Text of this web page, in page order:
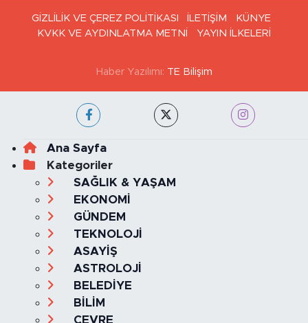
GİZLİLİK VE ÇEREZ POLİTİKASI İLETİŞİM
KÜNYE
KVKK VE AYDINLATMA METNİ
YAYIN İLKELERİ
Haber Yazılımı: TE Bilişim
Ana Sayfa
Kategoriler
SAĞLIK & YAŞAM
EKONOMİ
GÜNDEM
TEKNOLOJİ
ASAYİŞ
ASTROLOJİ
BELEDİYE
BİLİM
ÇEVRE